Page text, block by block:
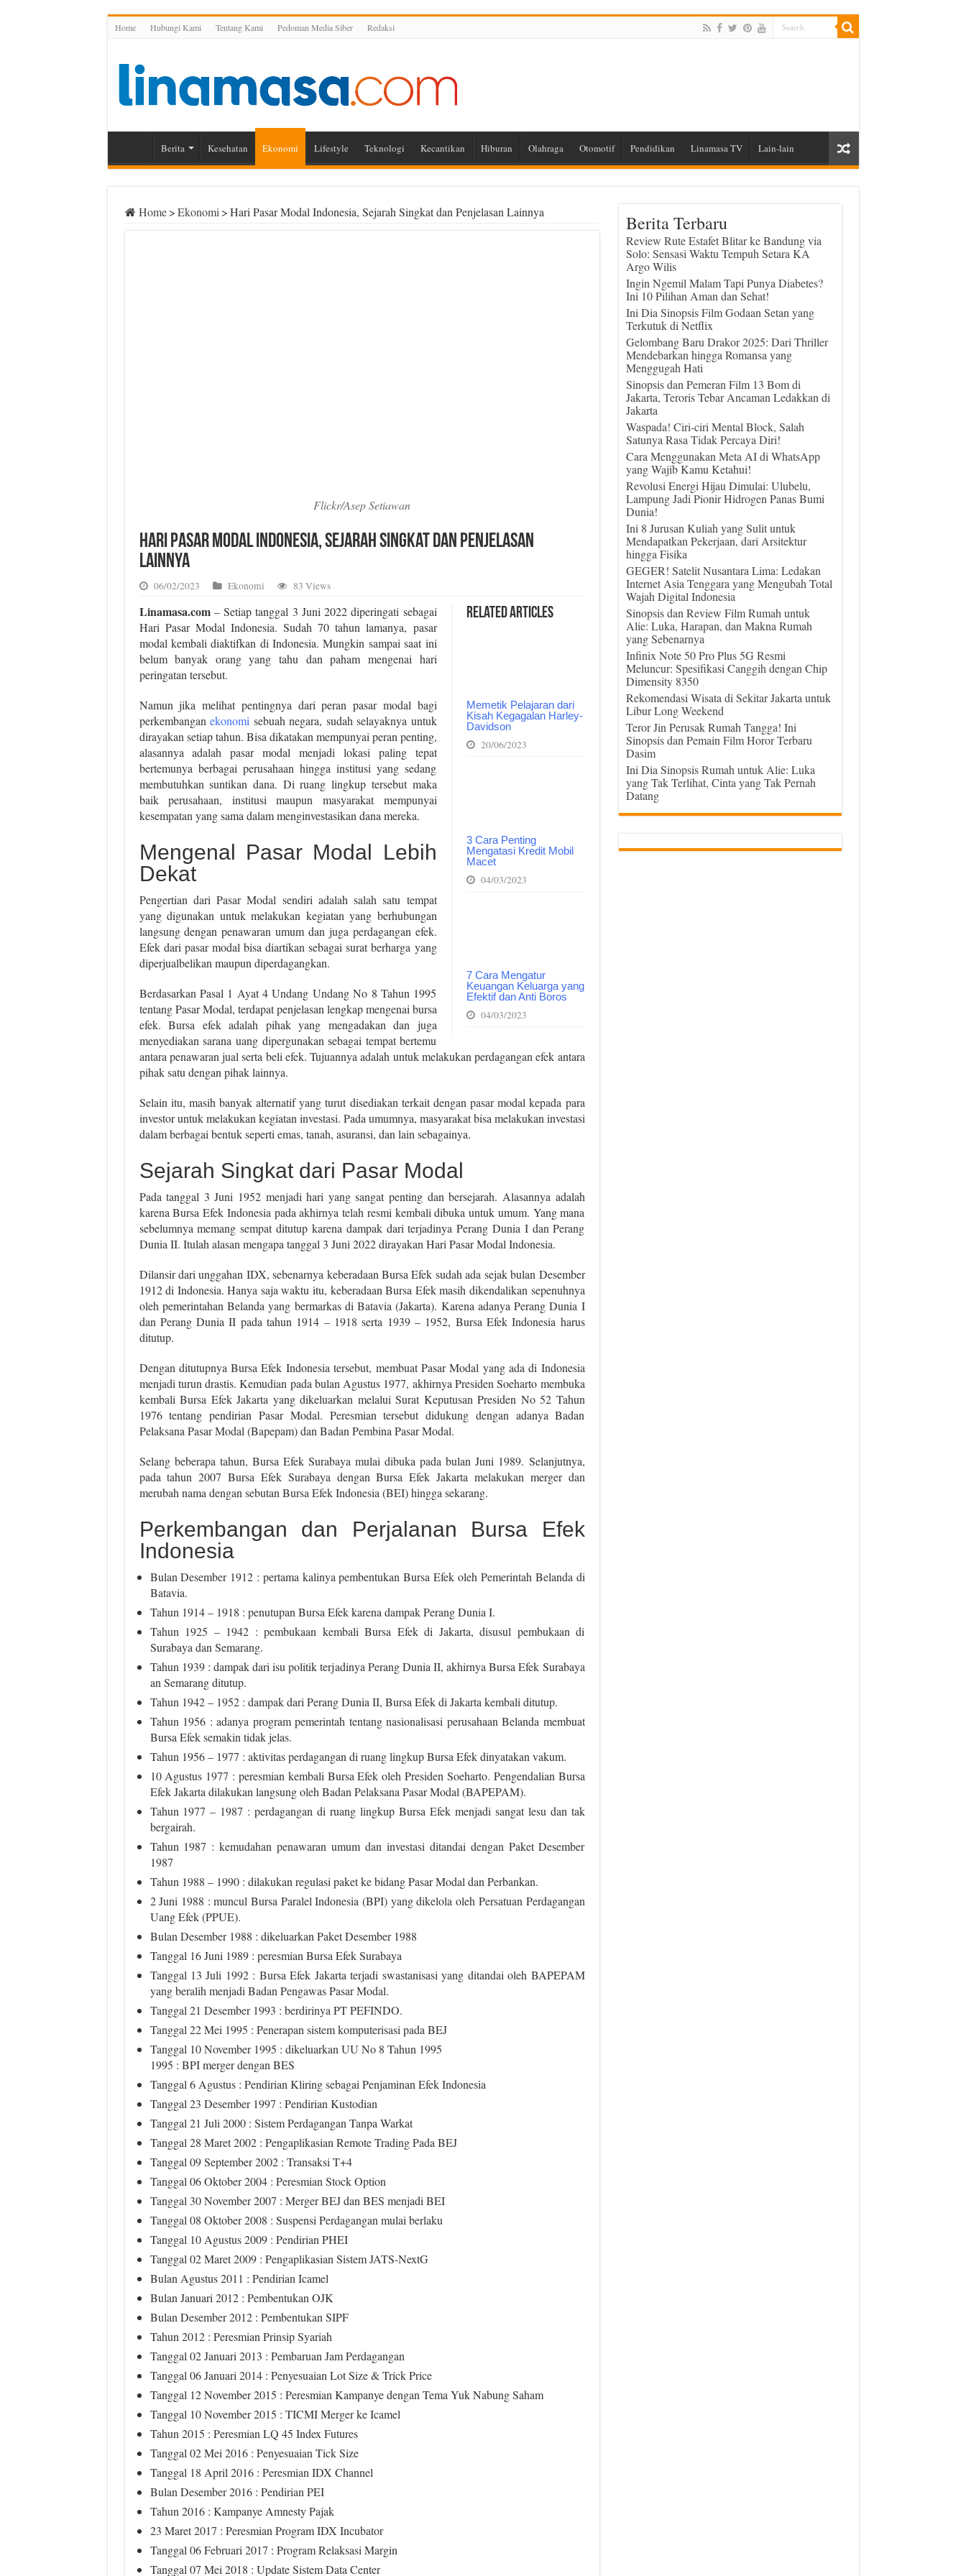
Home Hubungi Kami Tentang Kami Pedoman Media Siber Redaksi
Berita Kesehatan Ekonomi Lifestyle Teknologi Kecantikan Hiburan Olahraga Otomotif Pendidikan Linamasa TV Lain-lain
Home >Ekonomi >Hari Pasar Modal Indonesia, Sejarah Singkat dan Penjelasan Lainnya
Flickr/Asep Setiawan
Hari Pasar Modal Indonesia, Sejarah Singkat dan Penjelasan
Lainnya
06/02/2023 Ekonomi 83 Views
Related Articles
Memetik Pelajaran dari
Kisah Kegagalan Harley-
Davidson
20/06/2023
3 Cara Penting
Mengatasi Kredit Mobil
Macet
04/03/2023
7 Cara Mengatur
Keuangan Keluarga yang
Efektif dan Anti Boros
04/03/2023
Linamasa.com– Setiap tanggal 3 Juni 2022 diperingati sebagai
Hari Pasar Modal Indonesia. Sudah 70 tahun lamanya, pasar
modal kembali diaktifkan di Indonesia. Mungkin sampai saat ini
belum banyak orang yang tahu dan paham mengenai hari
peringatan tersebut.
Namun jika melihat pentingnya dari peran pasar modal bagi
perkembangan ekonomi sebuah negara, sudah selayaknya untuk
dirayakan setiap tahun. Bisa dikatakan mempunyai peran penting,
alasannya adalah pasar modal menjadi lokasi paling tepat
bertemunya berbagai perusahaan hingga institusi yang sedang
membutuhkan suntikan dana. Di ruang lingkup tersebut maka
baik perusahaan, institusi maupun masyarakat mempunyai
kesempatan yang sama dalam menginvestasikan dana mereka.
Mengenal Pasar Modal Lebih
Dekat
Pengertian dari Pasar Modal sendiri adalah salah satu tempat
yang digunakan untuk melakukan kegiatan yang berhubungan
langsung dengan penawaran umum dan juga perdagangan efek.
Efek dari pasar modal bisa diartikan sebagai surat berharga yang
diperjualbelikan maupun diperdagangkan.
Berdasarkan Pasal 1 Ayat 4 Undang Undang No 8 Tahun 1995
tentang Pasar Modal, terdapat penjelasan lengkap mengenai bursa
efek. Bursa efek adalah pihak yang mengadakan dan juga
menyediakan sarana uang dipergunakan sebagai tempat bertemu
antara penawaran jual serta beli efek. Tujuannya adalah untuk melakukan perdagangan efek antara
pihak satu dengan pihak lainnya.
Selain itu, masih banyak alternatif yang turut disediakan terkait dengan pasar modal kepada para
investor untuk melakukan kegiatan investasi. Pada umumnya, masyarakat bisa melakukan investasi
dalam berbagai bentuk seperti emas, tanah, asuransi, dan lain sebagainya.
Sejarah Singkat dari Pasar Modal
Pada tanggal 3 Juni 1952 menjadi hari yang sangat penting dan bersejarah. Alasannya adalah
karena Bursa Efek Indonesia pada akhirnya telah resmi kembali dibuka untuk umum. Yang mana
sebelumnya memang sempat ditutup karena dampak dari terjadinya Perang Dunia I dan Perang
Dunia II. Itulah alasan mengapa tanggal 3 Juni 2022 dirayakan Hari Pasar Modal Indonesia.
Dilansir dari unggahan IDX, sebenarnya keberadaan Bursa Efek sudah ada sejak bulan Desember
1912 di Indonesia. Hanya saja waktu itu, keberadaan Bursa Efek masih dikendalikan sepenuhnya
oleh pemerintahan Belanda yang bermarkas di Batavia (Jakarta). Karena adanya Perang Dunia I
dan Perang Dunia II pada tahun 1914 – 1918 serta 1939 – 1952, Bursa Efek Indonesia harus
ditutup.
Dengan ditutupnya Bursa Efek Indonesia tersebut, membuat Pasar Modal yang ada di Indonesia
menjadi turun drastis. Kemudian pada bulan Agustus 1977, akhirnya Presiden Soeharto membuka
kembali Bursa Efek Jakarta yang dikeluarkan melalui Surat Keputusan Presiden No 52 Tahun
1976 tentang pendirian Pasar Modal. Peresmian tersebut didukung dengan adanya Badan
Pelaksana Pasar Modal (Bapepam) dan Badan Pembina Pasar Modal.
Selang beberapa tahun, Bursa Efek Surabaya mulai dibuka pada bulan Juni 1989. Selanjutnya,
pada tahun 2007 Bursa Efek Surabaya dengan Bursa Efek Jakarta melakukan merger dan
merubah nama dengan sebutan Bursa Efek Indonesia (BEI) hingga sekarang.
Perkembangan dan Perjalanan Bursa Efek
Indonesia
Bulan Desember 1912 : pertama kalinya pembentukan Bursa Efek oleh Pemerintah Belanda di
Batavia.
Tahun 1914 – 1918 : penutupan Bursa Efek karena dampak Perang Dunia I.
Tahun 1925 – 1942 : pembukaan kembali Bursa Efek di Jakarta, disusul pembukaan di
Surabaya dan Semarang.
Tahun 1939 : dampak dari isu politik terjadinya Perang Dunia II, akhirnya Bursa Efek Surabaya
an Semarang ditutup.
Tahun 1942 – 1952 : dampak dari Perang Dunia II, Bursa Efek di Jakarta kembali ditutup.
Tahun 1956 : adanya program pemerintah tentang nasionalisasi perusahaan Belanda membuat
Bursa Efek semakin tidak jelas.
Tahun 1956 – 1977 : aktivitas perdagangan di ruang lingkup Bursa Efek dinyatakan vakum.
10 Agustus 1977 : peresmian kembali Bursa Efek oleh Presiden Soeharto. Pengendalian Bursa
Efek Jakarta dilakukan langsung oleh Badan Pelaksana Pasar Modal (BAPEPAM).
Tahun 1977 – 1987 : perdagangan di ruang lingkup Bursa Efek menjadi sangat lesu dan tak
bergairah.
Tahun 1987 : kemudahan penawaran umum dan investasi ditandai dengan Paket Desember
1987
Tahun 1988 – 1990 : dilakukan regulasi paket ke bidang Pasar Modal dan Perbankan.
2 Juni 1988 : muncul Bursa Paralel Indonesia (BPI) yang dikelola oleh Persatuan Perdagangan
Uang Efek (PPUE).
Bulan Desember 1988 : dikeluarkan Paket Desember 1988
Tanggal 16 Juni 1989 : peresmian Bursa Efek Surabaya
Tanggal 13 Juli 1992 : Bursa Efek Jakarta terjadi swastanisasi yang ditandai oleh BAPEPAM
yang beralih menjadi Badan Pengawas Pasar Modal.
Tanggal 21 Desember 1993 : berdirinya PT PEFINDO.
Tanggal 22 Mei 1995 : Penerapan sistem komputerisasi pada BEJ
Tanggal 10 November 1995 : dikeluarkan UU No 8 Tahun 1995
1995 : BPI merger dengan BES
Tanggal 6 Agustus : Pendirian Kliring sebagai Penjaminan Efek Indonesia
Tanggal 23 Desember 1997 : Pendirian Kustodian
Tanggal 21 Juli 2000 : Sistem Perdagangan Tanpa Warkat
Tanggal 28 Maret 2002 : Pengaplikasian Remote Trading Pada BEJ
Tanggal 09 September 2002 : Transaksi T+4
Tanggal 06 Oktober 2004 : Peresmian Stock Option
Tanggal 30 November 2007 : Merger BEJ dan BES menjadi BEI
Tanggal 08 Oktober 2008 : Suspensi Perdagangan mulai berlaku
Tanggal 10 Agustus 2009 : Pendirian PHEI
Tanggal 02 Maret 2009 : Pengaplikasian Sistem JATS-NextG
Bulan Agustus 2011 : Pendirian Icamel
Bulan Januari 2012 : Pembentukan OJK
Bulan Desember 2012 : Pembentukan SIPF
Tahun 2012 : Peresmian Prinsip Syariah
Tanggal 02 Januari 2013 : Pembaruan Jam Perdagangan
Tanggal 06 Januari 2014 : Penyesuaian Lot Size & Trick Price
Tanggal 12 November 2015 : Peresmian Kampanye dengan Tema Yuk Nabung Saham
Tanggal 10 November 2015 : TICMI Merger ke Icamel
Tahun 2015 : Peresmian LQ 45 Index Futures
Tanggal 02 Mei 2016 : Penyesuaian Tick Size
Tanggal 18 April 2016 : Peresmian IDX Channel
Bulan Desember 2016 : Pendirian PEI
Tahun 2016 : Kampanye Amnesty Pajak
23 Maret 2017 : Peresmian Program IDX Incubator
Tanggal 06 Februari 2017 : Program Relaksasi Margin
Tanggal 07 Mei 2018 : Update Sistem Data Center
Berita Terbaru
Review Rute Estafet Blitar ke Bandung via
Solo: Sensasi Waktu Tempuh Setara KA
Argo Wilis
Ingin Ngemil Malam Tapi Punya Diabetes?
Ini 10 Pilihan Aman dan Sehat!
Ini Dia Sinopsis Film Godaan Setan yang
Terkutuk di Netflix
Gelombang Baru Drakor 2025: Dari Thriller
Mendebarkan hingga Romansa yang
Menggugah Hati
Sinopsis dan Pemeran Film 13 Bom di
Jakarta, Teroris Tebar Ancaman Ledakkan di
Jakarta
Waspada! Ciri-ciri Mental Block, Salah
Satunya Rasa Tidak Percaya Diri!
Cara Menggunakan Meta AI di WhatsApp
yang Wajib Kamu Ketahui!
Revolusi Energi Hijau Dimulai: Ulubelu,
Lampung Jadi Pionir Hidrogen Panas Bumi
Dunia!
Ini 8 Jurusan Kuliah yang Sulit untuk
Mendapatkan Pekerjaan, dari Arsitektur
hingga Fisika
GEGER! Satelit Nusantara Lima: Ledakan
Internet Asia Tenggara yang Mengubah Total
Wajah Digital Indonesia
Sinopsis dan Review Film Rumah untuk
Alie: Luka, Harapan, dan Makna Rumah
yang Sebenarnya
Infinix Note 50 Pro Plus 5G Resmi
Meluncur: Spesifikasi Canggih dengan Chip
Dimensity 8350
Rekomendasi Wisata di Sekitar Jakarta untuk
Libur Long Weekend
Teror Jin Perusak Rumah Tangga! Ini
Sinopsis dan Pemain Film Horor Terbaru
Dasim
Ini Dia Sinopsis Rumah untuk Alie: Luka
yang Tak Terlihat, Cinta yang Tak Pernah
Datang